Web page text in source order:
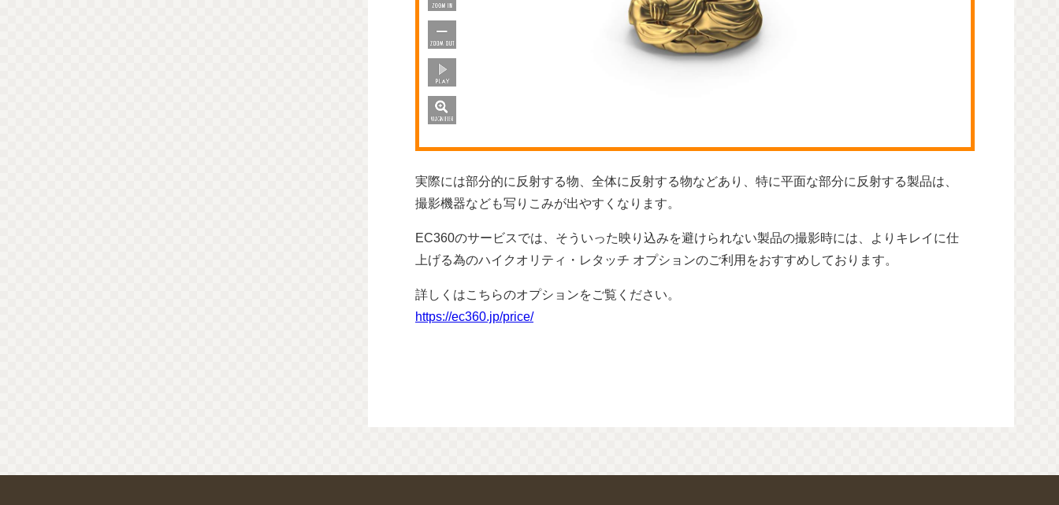
実際には部分的に反射する物、全体に反射する物などあり、特に平面な部分に反射する製品は、
撮影機器なども写りこみが出やすくなります。
EC360のサービスでは、そういった映り込みを避けられない製品の撮影時には、よりキレイに仕
上げる為のハイクオリティ・レタッチ オプションのご利用をおすすめしております。
詳しくはこちらのオプションをご覧ください。
https://ec360.jp/price/